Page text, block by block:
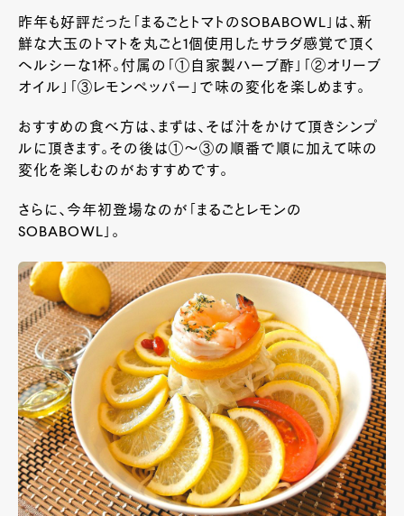
昨年も好評だった「まるごとトマトのSOBABOWL」は、新
鮮な大玉のトマトを丸ごと1 個使用したサラダ感覚で頂く
ヘルシーな1 杯。付属の「①自家製ハーブ酢」「②オリーブ
オイル」「③レモンペッパー」で味の変化を楽しめます。
おすすめの食べ方は、まずは、そば汁をかけて頂きシンプ
ルに頂きます。その後は①～③の順番で順に加えて味の
変化を楽しむのがおすすめです。
さらに、今年初登場なのが「まるごとレモンの
SOBABOWL」。